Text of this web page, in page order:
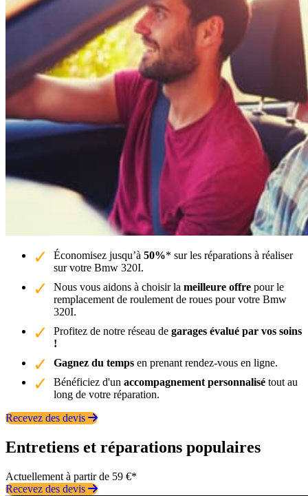
Économisez jusqu’à 50%* sur les réparations à réaliser
sur votre Bmw 320I.
Nous vous aidons à choisir la meilleure offre pour le
remplacement de roulement de roues pour votre Bmw
320I.
Profitez de notre réseau de garages évalué par vos soins
!
Gagnez du temps en prenant rendez-vous en ligne.
Bénéficiez d'un accompagnement personnalisé tout au
long de votre réparation.
Recevez des devis
Entretiens et réparations populaires
Actuellement à partir de 59 €*
Recevez des devis